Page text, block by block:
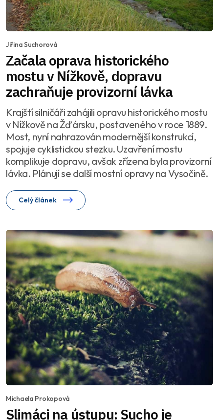
Jiřina Suchorová
Začala oprava historického
mostu v Nížkově, dopravu
zachraňuje provizorní lávka
Krajští silničáři zahájili opravu historického mostu
v Nížkově na Žďársku, postaveného v roce 1889.
Most, nyní nahrazován modernější konstrukcí,
spojuje cyklistickou stezku. Uzavření mostu
komplikuje dopravu, avšak zřízena byla provizorní
lávka. Plánují se další mostní opravy na Vysočině.
Celý článek
Michaela Prokopová
Slimáci na ústupu: Sucho je